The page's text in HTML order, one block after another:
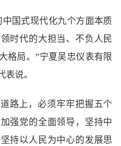
国式现代化九个方面本质
时代的大担当、不负人民
格局。”宁夏吴忠仪表有限
说。
路上，必须牢牢把握五个
强党的全面领导，坚持中
持以人民为中心的发展思